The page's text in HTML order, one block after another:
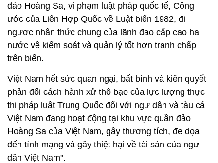
đảo Hoàng Sa, vi phạm luật pháp quốc tế, Công
ước của Liên Hợp Quốc về Luật biển 1982, đi
ngược nhận thức chung của lãnh đạo cấp cao hai
nước về kiểm soát và quản lý tốt hơn tranh chấp
trên biển.
Việt Nam hết sức quan ngại, bất bình và kiên quyết
phản đối cách hành xử thô bạo của lực lượng thực
thi pháp luật Trung Quốc đối với ngư dân và tàu cá
Việt Nam đang hoạt động tại khu vực quần đảo
Hoàng Sa của Việt Nam, gây thương tích, đe dọa
đến tính mạng và gây thiệt hại về tài sản của ngư
dân Việt Nam".